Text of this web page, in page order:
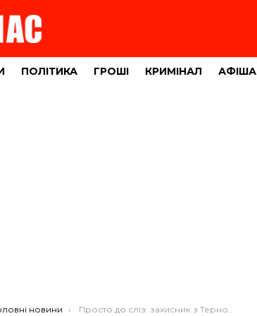
ПОЛІТИКА ГРОШІ КРИМІНАЛ АФІША
новини Просто до сліз: захисник з Тернопільщини зробив сюрприз дружині і донькам (ВІДЕО)